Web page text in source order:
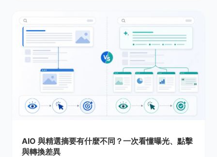
AIO 與精選摘要有什麼不同？一次看懂曝光、點擊
與轉換差異